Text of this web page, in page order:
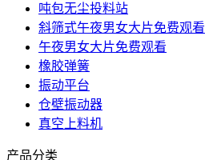
吨包无尘投料站
斜筛式午夜男女大片免费观看
午夜男女大片免费观看
橡胶弹簧
振动平台
仓壁振动器
真空上料机
产品分类